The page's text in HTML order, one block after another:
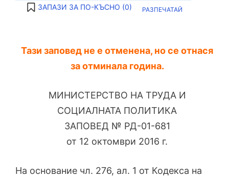
ЗАПАЗИ ЗА ПО-КЪСНО (0) РАЗПЕЧАТАЙ
Тази заповед не е отменена, но се отнася
за отминала година.
МИНИСТЕРСТВО НА ТРУДА И
СОЦИАЛНАТА ПОЛИТИКА
ЗАПОВЕД № РД-01-681
от 12 октомври 2016 г.
На основание чл. 276, ал. 1 от Кодекса на